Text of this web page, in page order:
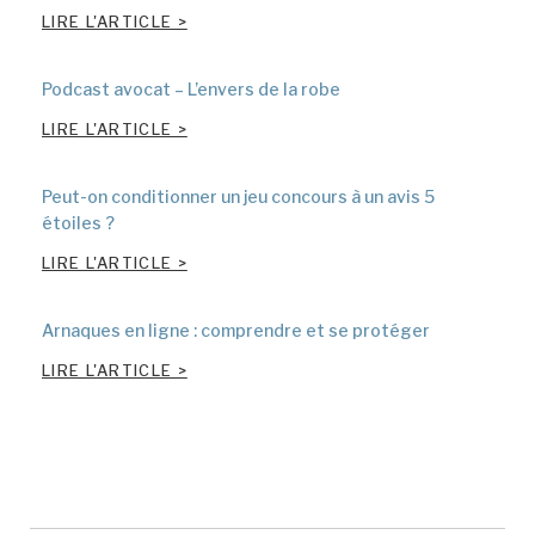
LIRE L'ARTICLE >
Podcast avocat – L’envers de la robe
LIRE L'ARTICLE >
Peut-on conditionner un jeu concours à un avis 5
étoiles ?
LIRE L'ARTICLE >
Arnaques en ligne : comprendre et se protéger
LIRE L'ARTICLE >